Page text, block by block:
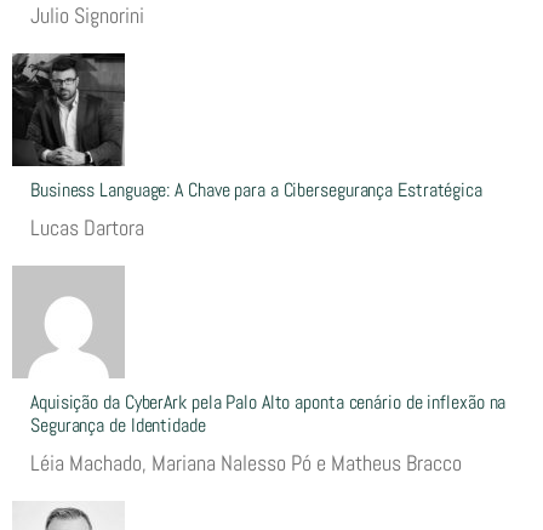
Julio Signorini
Business Language: A Chave para a Cibersegurança Estratégica
Lucas Dartora
Aquisição da CyberArk pela Palo Alto aponta cenário de inflexão na
Segurança de Identidade
Léia Machado, Mariana Nalesso Pó e Matheus Bracco